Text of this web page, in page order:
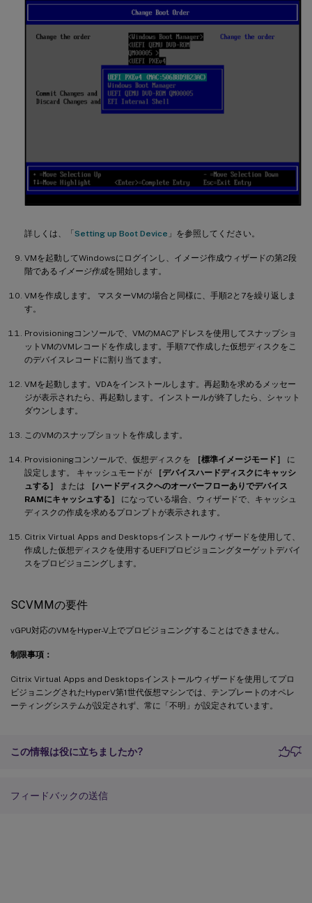
詳しくは、「Setting up Boot Device 」を参照してください。
VMを起動してWindowsにログインし、イメージ作成ウィザードの第2段
階である イメージ作成を開始します。
VMを作成します。 マスターVMの場合と同様に、手順2と7を繰り返しま
す。
Provisioningコンソールで、VMのMACアドレスを使用してスナップショ
ットVMのVMレコードを作成します。手順7で作成した仮想ディスクをこ
のデバイスレコードに割り当てます。
VMを起動します。VDAをインストールします。再起動を求めるメッセー
ジが表示されたら、再起動します。インストールが終了したら、シャット
ダウンします。
このVMのスナップショットを作成します。
Provisioningコンソールで、仮想ディスクを ［標準イメージモード］
に
設定します。 キャッシュモードが
［デバイスハードディスクにキャッシ
ュする］
または
［ハードディスクへのオーバーフローありでデバイス
RAMにキャッシュする］
になっている場合、ウィザードで、キャッシュ
ディスクの作成を求めるプロンプトが表示されます。
Citrix Virtual Apps and Desktopsインストールウィザードを使用して、
作成した仮想ディスクを使用するUEFIプロビジョニングターゲットデバイ
スをプロビジョニングします。
SCVMMの要件
vGPU対応のVMをHyper-V上でプロビジョニングすることはできません。
制限事項：
Citrix Virtual Apps and Desktopsインストールウィザードを使用してプロ
ビジョニングされたHyperV第1世代仮想マシンでは、テンプレートのオペレ
ーティングシステムが設定されず、常に「不明」が設定されています。
この情報は役に立ちましたか?
フィードバックの送信